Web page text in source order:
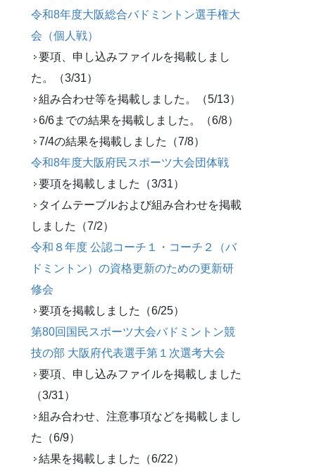
令和8年度大阪総合バドミントン選手権大
会（個人戦）
要項、申し込みファイルを掲載しまし
た。（3/31）
組み合わせ等を掲載しました。（5/13）
6/6までの結果を掲載しました。（6/8）
7/4の結果を掲載しました（7/8）
令和8年度大阪府民スポーツ大会団体戦
要項を掲載しました（3/31）
タイムテーブルおよび組み合わせを掲載
しました（7/2）
令和８年度 公認コーチ１・コーチ２（バ
ドミントン）の資格更新のための更新研
修会
要項を掲載しました（6/25）
第80回国民スポーツ大会バドミントン競
技の部 大阪府代表選手第１次選考大会
要項、申し込みファイルを掲載しました
（3/31）
組み合わせ、注意事項などを掲載しまし
た（6/9）
結果を掲載しました（6/22）